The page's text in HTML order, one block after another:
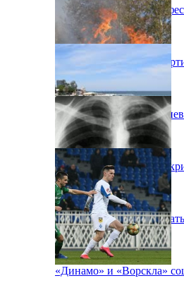
В Киеве состоится эко-
Ситуація з орендою
Пожар на свалке под
Куда поедут отдыхать
В Киеве будут
«Динамо» и «Ворскла»